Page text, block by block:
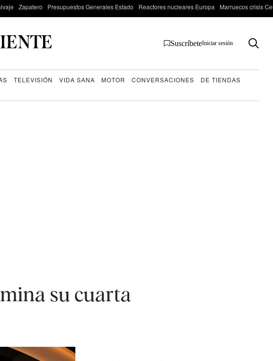
Zapatero Presupuestos Generales Estado Reactores nucleares Europa Marruecos crisis
SuscríbeteIniciar sesión
TELEVISIÓN VIDA SANA MOTOR CONVERSACIONES
DE TIENDAS
su cuarta